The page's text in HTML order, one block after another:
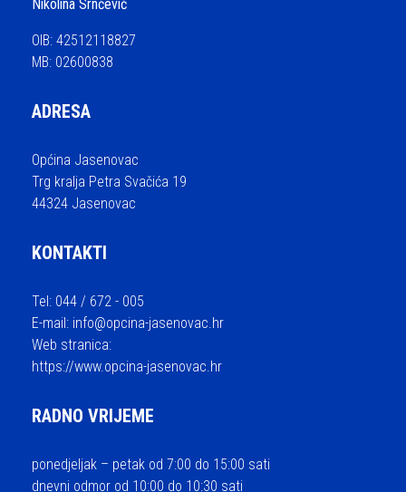
Nikolina Srnčević
OIB: 42512118827
MB: 02600838
ADRESA
Općina Jasenovac
Trg kralja Petra Svačića 19
44324 Jasenovac
KONTAKTI
Tel: 044 / 672 - 005
E-mail: info@opcina-jasenovac.hr
Web stranica:
https://www.opcina-jasenovac.hr
RADNO VRIJEME
ponedjeljak – petak od 7:00 do 15:00 sati
dnevni odmor od 10:00 do 10:30 sati